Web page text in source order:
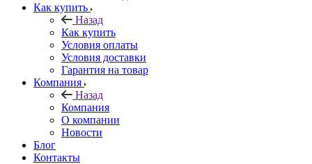
Как купить
Назад
Как купить
Условия оплаты
Условия доставки
Гарантия на товар
Компания
Назад
Компания
О компании
Новости
Блог
Контакты